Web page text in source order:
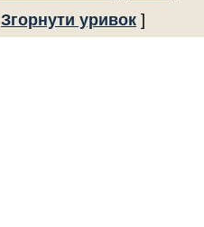
Згорнути уривок ]